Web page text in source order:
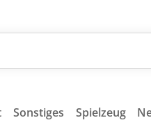
Sonstiges Spielzeug